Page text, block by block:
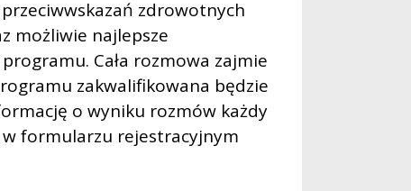
zdrowotnych
możliwie najlepsze
Cała rozmowa zajmie
zakwalifikowana będzie
o wyniku rozmów każdy
formularzu rejestracyjnym